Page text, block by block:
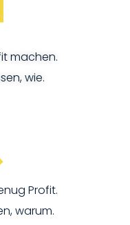
machen.
wie.
Profit.
warum.